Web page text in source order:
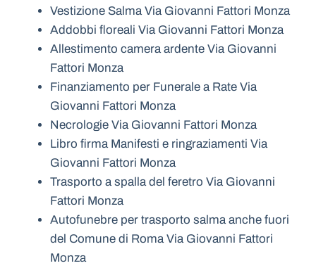
Vestizione Salma Via Giovanni Fattori Monza
Addobbi floreali Via Giovanni Fattori Monza
Allestimento camera ardente Via Giovanni
Fattori Monza
Finanziamento per Funerale a Rate Via
Giovanni Fattori Monza
Necrologie Via Giovanni Fattori Monza
Libro firma Manifesti e ringraziamenti Via
Giovanni Fattori Monza
Trasporto a spalla del feretro Via Giovanni
Fattori Monza
Autofunebre per trasporto salma anche fuori
del Comune di Roma Via Giovanni Fattori
Monza